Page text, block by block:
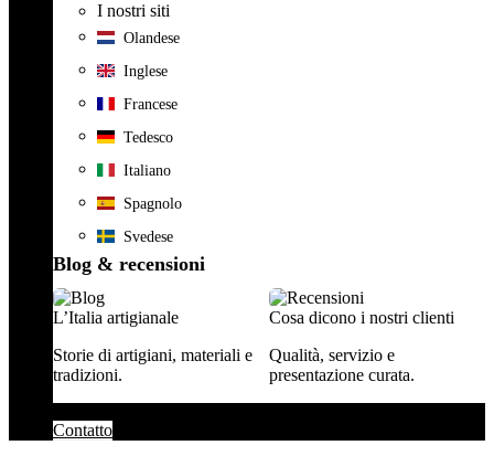
I nostri siti
Olandese
Inglese
Francese
Tedesco
Italiano
Spagnolo
Svedese
Blog & recensioni
L’Italia artigianale
Storie di artigiani, materiali e
tradizioni.
Cosa dicono i nostri clienti
Qualità, servizio e
presentazione curata.
Contatto